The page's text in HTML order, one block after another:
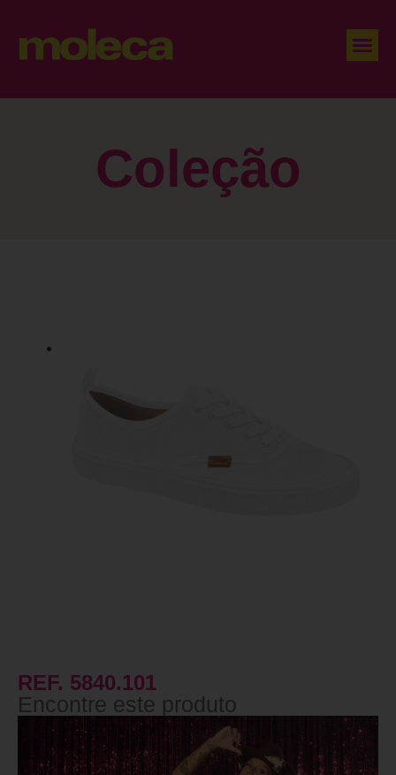
Coleção
REF. 5840.101
Encontre este produto